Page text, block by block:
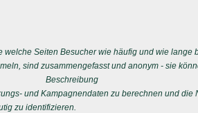
Seiten Besucher wie häufig und wie
sind zusammengefasst und anonym - sie
Beschreibung
und Kampagnendaten zu berechnen und
zu identifizieren.